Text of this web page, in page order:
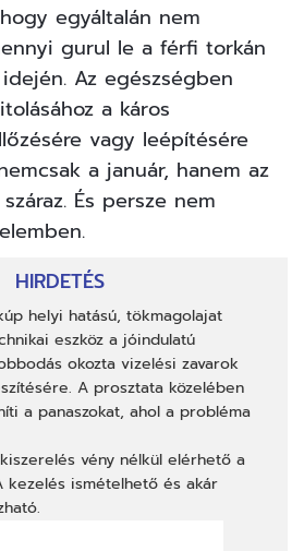
egyáltalán nem
gurul le a férfi torkán
Az egészségben
a káros
vagy leépítésére
a január, hanem az
És persze nem
HIRDETÉS
helyi hatású, tökmagolajat
eszköz a jóindulatú
okozta vizelési zavarok
A prosztata közelében
a panaszokat, ahol a probléma
vény nélkül elérhető a
kezelés ismételhető és akár